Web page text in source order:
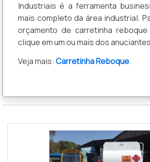
Industriais é a ferramenta
mais completo da área industrial.
orçamento de carretinha
clique em um ou mais dos
Veja mais: Carretinha Reboque.